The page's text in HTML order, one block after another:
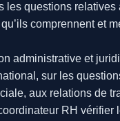
les questions
comprennent et
administrative et
sur les
aux relations de
RH